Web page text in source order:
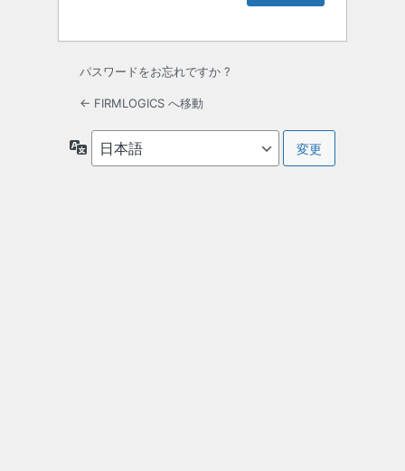
パスワードをお忘れですか ?
← FIRMLOGICS へ移動
語